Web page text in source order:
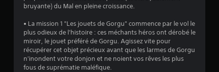
s
u
r
bruyante) du Mal en pleine croissance.
• La mission 1 "Les jouets de Gorgu" commence par le vol le
plus odieux de l'histoire : ces méchants héros ont dérobé le
miroir, le jouet préféré de Gorgu. Agissez vite pour
récupérer cet objet précieux avant que les larmes de Gorgu
n'inondent votre donjon et ne noient vos rêves les plus
fous de suprématie maléfique.